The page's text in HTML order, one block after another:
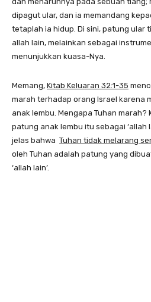
dipagut ular, dan ia memandang
tetaplah ia hidup. Di sini, patung ular
allah lain, melainkan sebagai
menunjukkan kuasa-Nya.
Memang, Kitab Keluaran 32:1-35
marah terhadap orang Israel karena
anak lembu. Mengapa Tuhan marah?
patung anak lembu itu sebagai ‘allah
jelas bahwa Tuhan tidak melarang
oleh Tuhan adalah patung yang
‘allah lain’.